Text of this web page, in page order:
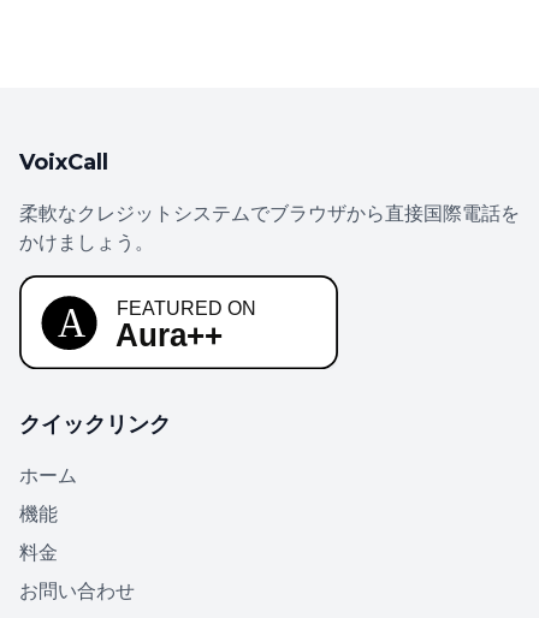
VoixCall
柔軟なクレジットシステムでブラウザから直接国際電話を
かけましょう。
クイックリンク
ホーム
機能
料金
お問い合わせ